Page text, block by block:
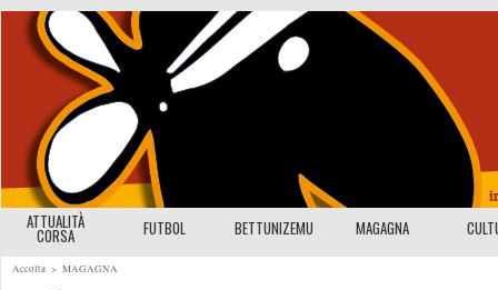
ATTUALITÀ
CORSA FUTBOL BETTUNIZEMU MAGAGNA
Accolta > MAGAGNA